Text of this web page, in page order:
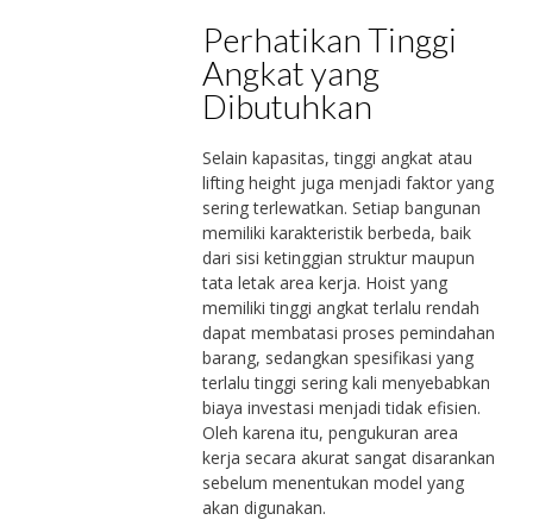
Perhatikan Tinggi
Angkat yang
Dibutuhkan
Selain kapasitas, tinggi angkat atau
lifting height juga menjadi faktor yang
sering terlewatkan. Setiap bangunan
memiliki karakteristik berbeda, baik
dari sisi ketinggian struktur maupun
tata letak area kerja. Hoist yang
memiliki tinggi angkat terlalu rendah
dapat membatasi proses pemindahan
barang, sedangkan spesifikasi yang
terlalu tinggi sering kali menyebabkan
biaya investasi menjadi tidak efisien.
Oleh karena itu, pengukuran area
kerja secara akurat sangat disarankan
sebelum menentukan model yang
akan digunakan.